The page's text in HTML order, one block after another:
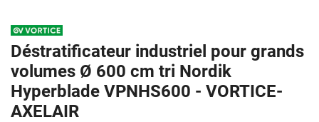
Déstratificateur industriel pour grands
volumes Ø 600 cm tri Nordik
Hyperblade VPNHS600 - VORTICE-
AXELAIR